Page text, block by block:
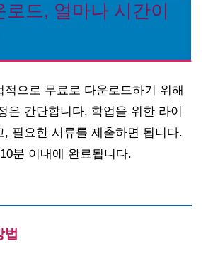
로드, 얼마나 시간이
적으로 무료로 다운로드하기 위해
은 간단합니다. 학업을 위한 라이
, 필요한 서류를 제출하면 됩니다.
분 이내에 완료됩니다.
법